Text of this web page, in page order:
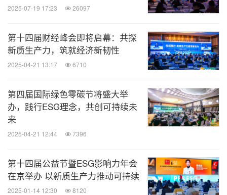
财经峰会现场，嘉宾热议数字化和绿色化的双转型之
道
2025-07-19 17:23 26097
第十四届财经峰会即将启幕：共探
新质生产力，筑就经济新韧性
2025-04-21 13:17 6710
第四届国际绿色零碳节将盛大举
办，践行ESG理念，共创可持续未
来
2025-04-21 12:44 7396
第十四届公益节暨ESG影响力年会
在京举办 以新质生产力推动可持续
2025-01-14 12:30 8120